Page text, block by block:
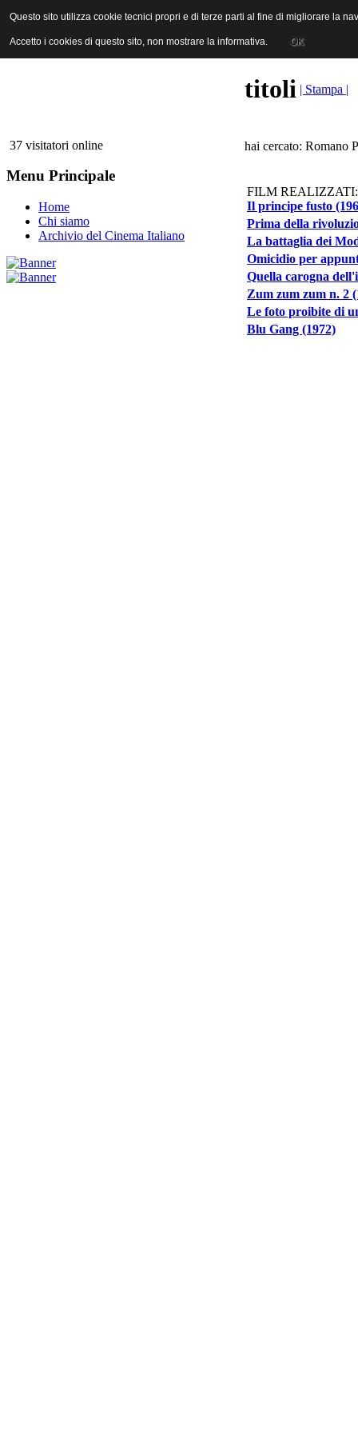
ANICA | Associazione Nazionale Industrie Cinematografiche
37 visitatori online
Menu Principale
Home
Chi siamo
Archivio del Cinema Italiano
titoli | Stampa |
hai cercato: Romano
FILM REALIZZATI:
Il principe fusto
Prima della
La battaglia dei
Omicidio per
Quella carogna
Zum zum zum n. 2
Le foto proibite di
Blu Gang (1972)
Questo sito utilizza cookie tecnici propri e di terze parti al fine di migliorare la
Accetto i cookies di questo sito, non mostrare la informativa. OK
Questo sito utilizza cookie tecnici propri e di terze parti al fine di migliorare la
Accetto i cookies di questo sito, non mostrare la informativa. OK